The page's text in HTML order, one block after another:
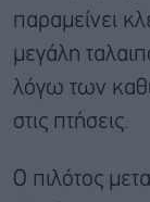
παραμείνει
μεγάλη
λόγω των
στις πτήσεις.
O πιλότος